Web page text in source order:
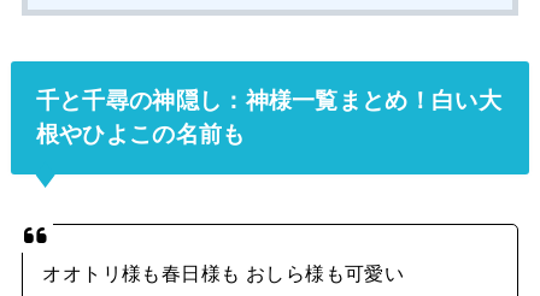
千と千尋の神隠し：神様一覧まとめ！白い大
根やひよこの名前も
オオトリ様も春日様も おしら様も可愛い